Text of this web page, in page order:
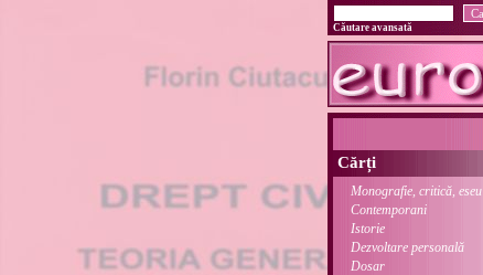
Căutare avansată
Cărți
Monografie, critică, eseu
Contemporani
Istorie
Dezvoltare personală
Dosar